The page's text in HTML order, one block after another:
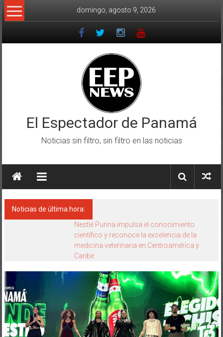
Saltar
al
domingo, agosto 9, 2026
El Espectador de Panamá
Noticias sin filtro, sin filtro en las noticias
Noticias de última hora:
Ella Invierte Summit 2026 celebra cinco
años